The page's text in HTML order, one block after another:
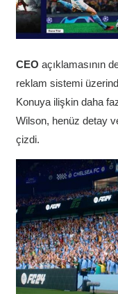
CEO açıklamasının
reklam sistemi
Konuya ilişkin daha
Wilson, henüz detay
çizdi.